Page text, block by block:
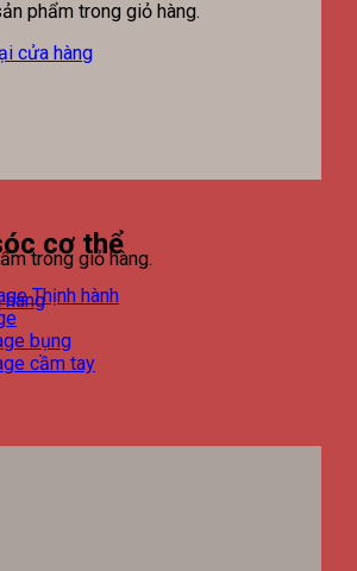
phẩm trong giỏ hàng.
cửa hàng
trong giỏ hàng.
hàng
cơ thể
bụng
cầm tay